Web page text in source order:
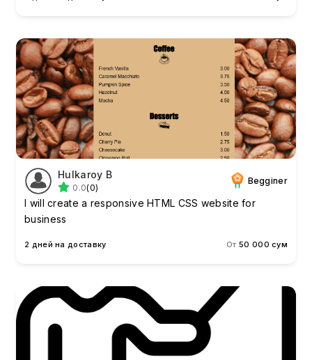
Hulkaroy B
0.0(0)
Begginer
I will create a responsive HTML CSS website for
business
2 дней на доставку От 50 000 сум